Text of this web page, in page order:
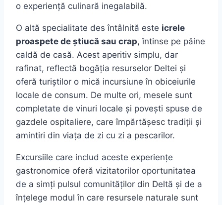
o experiență culinară inegalabilă.
O altă specialitate des întâlnită este icrele
proaspete de știucă sau crap, întinse pe pâine
caldă de casă. Acest aperitiv simplu, dar
rafinat, reflectă bogăția resurselor Deltei și
oferă turiștilor o mică incursiune în obiceiurile
locale de consum. De multe ori, mesele sunt
completate de vinuri locale și povești spuse de
gazdele ospitaliere, care împărtășesc tradiții și
amintiri din viața de zi cu zi a pescarilor.
Excursiile care includ aceste experiențe
gastronomice oferă vizitatorilor oportunitatea
de a simți pulsul comunităților din Deltă și de a
înțelege modul în care resursele naturale sunt